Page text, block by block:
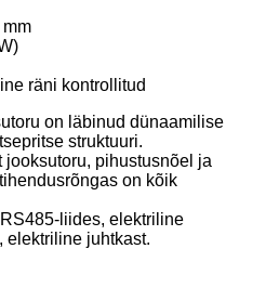
räni kontrollitud
on läbinud dünaamilise
struktuuri.
jooksutoru, pihustusnõel ja
on kõik
liides, elektriline
elektriline juhtkast.